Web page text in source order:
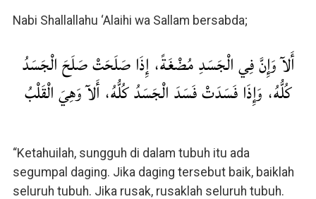
Nabi Shallallahu ‘Alaihi wa Sallam bersabda;
أَلآ وَإِنَّ فِي الْجَسَدِ مُضْغَةً، إِذَا صَلَحَتْ صَلَحَ الْجَسَدُ
كُلُّهُ، وَإِذَا فَسَدَتْ فَسَدَ الْجَسَدُ كُلُّهُ، أَلآ وَهِيَ الْقَلْبُ
“Ketahuilah, sungguh di dalam tubuh itu ada
segumpal daging. Jika daging tersebut baik, baiklah
seluruh tubuh. Jika rusak, rusaklah seluruh tubuh.